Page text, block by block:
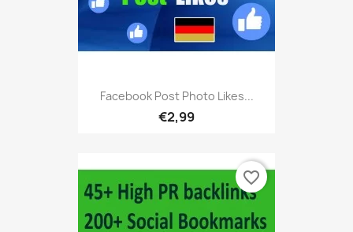
Facebook Post Photo Likes...
€2,99
favorite_border